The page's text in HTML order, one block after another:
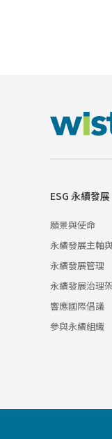
ESG 永續發展
願景與使命
永續發展主軸
永續發展管理
永續發展治理
響應國際倡議
參與永續組織